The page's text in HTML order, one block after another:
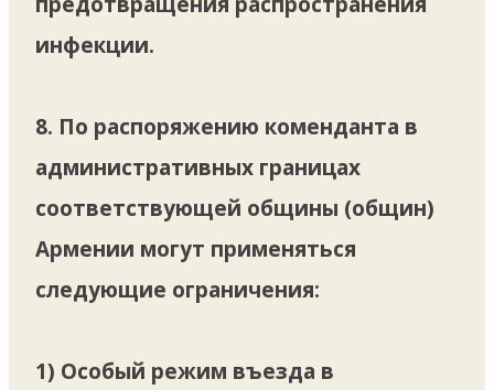
инфекции.
8. По распоряжению коменданта в
административных границах
соответствующей общины (общин)
Армении могут применяться
следующие ограничения:
1) Особый режим въезда в